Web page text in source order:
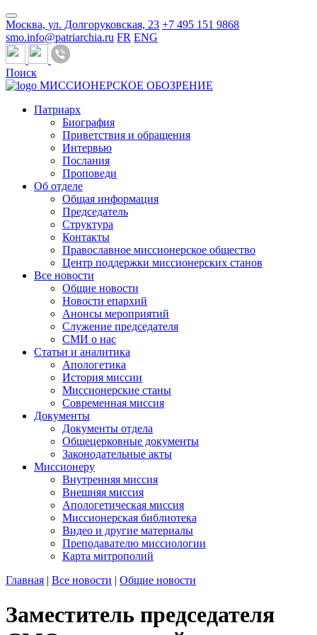
Москва, ул. Долгоруковская, 23 +7 495 151 9868
smo.info@patriarchia.ru FR ENG
Поиск
МИССИОНЕРСКОЕ ОБОЗРЕНИЕ
Патриарх
Биография
Приветствия и обращения
Интервью
Послания
Проповеди
Об отделе
Общая информация
Председатель
Структура
Контакты
Православное миссионерское общество
Центр поддержки миссионерских станов
Все новости
Общие новости
Новости епархий
Анонсы мероприятий
Служение председателя
СМИ о нас
Статьи и аналитика
Апологетика
История миссии
Миссионерские станы
Современная миссия
Документы
Документы отдела
Общецерковные документы
Законодательные акты
Миссионеру
Внутренняя миссия
Внешняя миссия
Апологетическая миссия
Миссионерская библиотека
Видео и другие материалы
Преподавателю миссиологии
Карта митрополий
Главная | Все новости | Общие новости
Заместитель председателя